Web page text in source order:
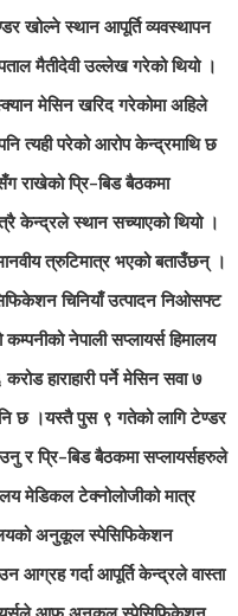
खोल्ने स्थान आपूर्ति व्यवस्थापन
मैतीदेवी उल्लेख गरेको थियो ।
मेसिन खरिद गरेकोमा अहिले
त्यही परेको आरोप केन्द्रमाथि छ
राखेको प्रि–बिड बैठकमा
केन्द्रले स्थान सच्याएको थियो ।
त्रुटिमात्र भएको बताउँछन् ।
चिनियाँ उत्पादन निओसफ्ट
नेपाली सप्लायर्स हिमालय
हाराहारी पर्ने मेसिन सवा ७
छ ।यस्तै पुस ९ गतेको लागि टेण्डर
र प्रि–बिड बैठकमा सप्लायर्सहरुले
मेडिकल टेक्नोलोजीको मात्र
अनुकूल स्पेसिफिकेशन
आग्रह गर्दा आपूर्ति केन्द्रले वास्ता